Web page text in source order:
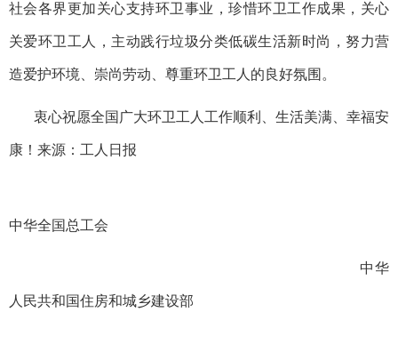
社会各界更加关心支持环卫事业，珍惜环卫工作成果，关心
关爱环卫工人，主动践行垃圾分类低碳生活新时尚，努力营
造爱护环境、崇尚劳动、尊重环卫工人的良好氛围。
衷心祝愿全国广大环卫工人工作顺利、生活美满、幸福安
康！ 来源：工人日报
中华全国总工会
中华
人民共和国住房和城乡建设部